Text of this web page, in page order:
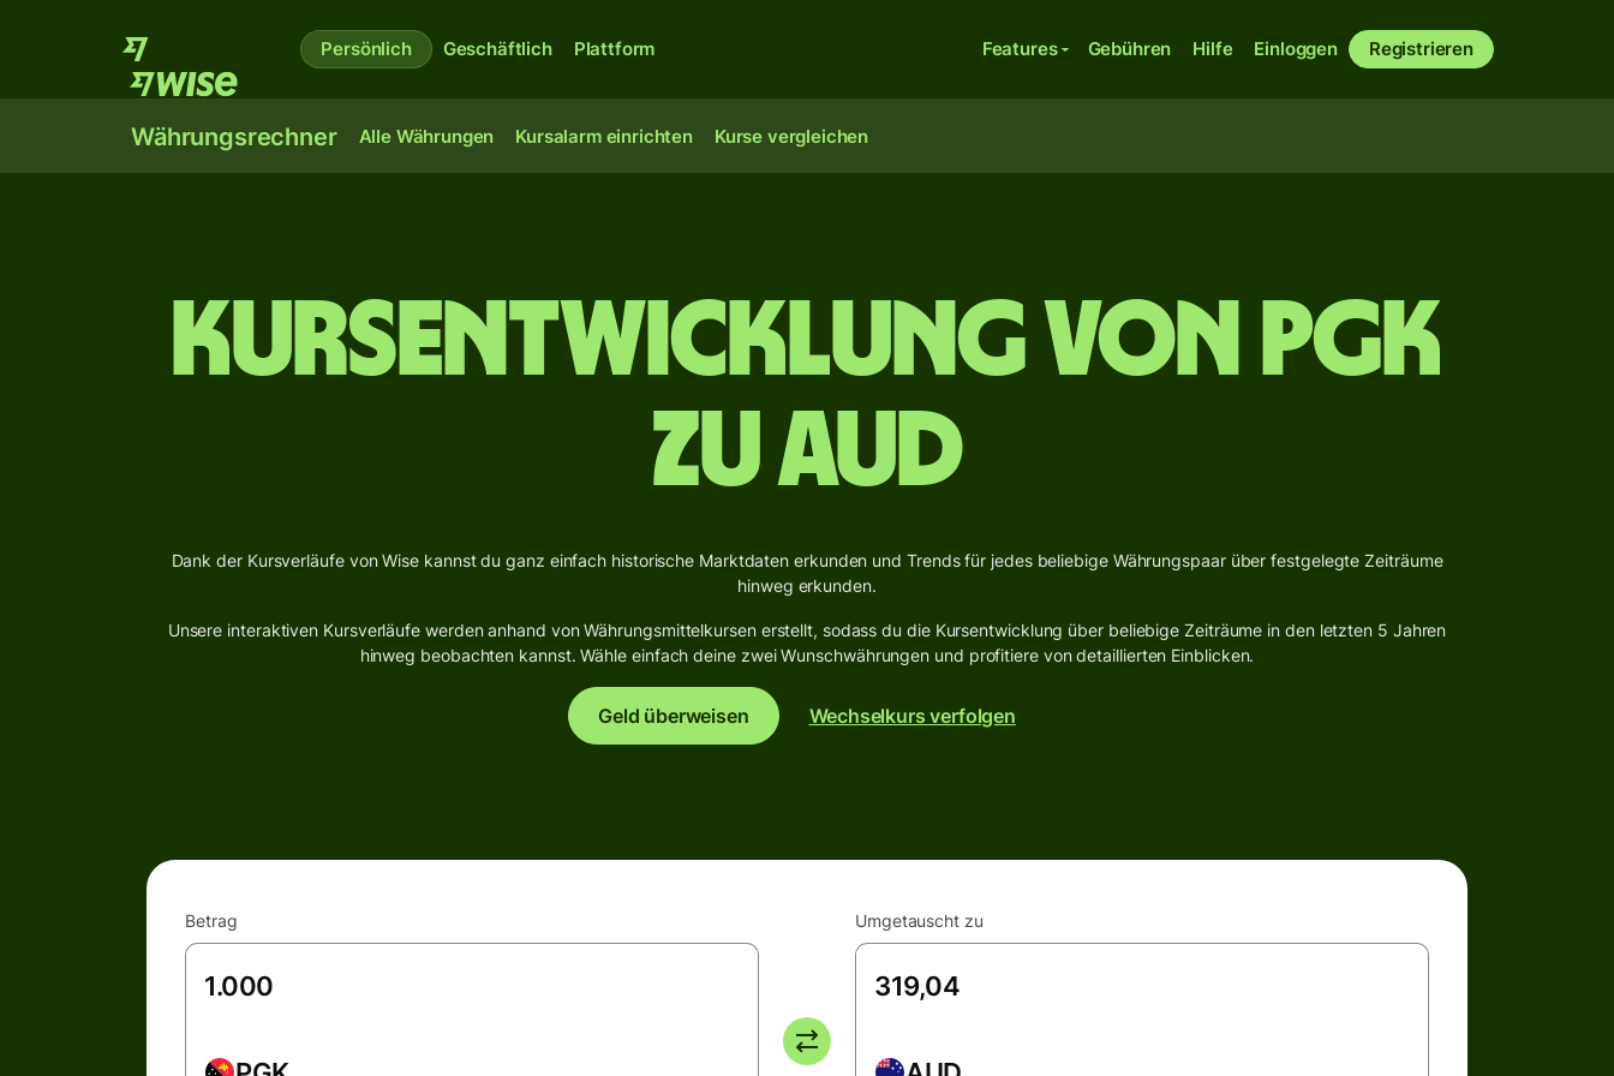
Persönlich Geschäftlich Plattform Features Gebühren Hilfe Einloggen Registrieren
Währungsrechner Alle Währungen Kursalarm einrichten Kurse vergleichen
Kursentwicklung von PGK
zu AUD
Dank der Kursverläufe von Wise kannst du ganz einfach historische Marktdaten erkunden und Trends für jedes beliebige Währungspaar über festgelegte Zeiträume
hinweg erkunden.
Unsere interaktiven Kursverläufe werden anhand von Währungsmittelkursen erstellt, sodass du die Kursentwicklung über beliebige Zeiträume in den letzten 5 Jahren
hinweg beobachten kannst. Wähle einfach deine zwei Wunschwährungen und profitiere von detaillierten Einblicken.
Geld überweisen Wechselkurs verfolgen
Betrag Umgetauscht zu